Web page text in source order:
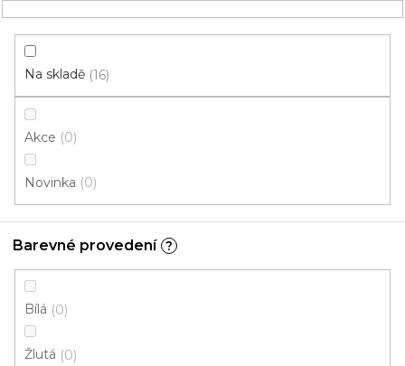
obsah
HLEDAT
NÁKUPNÍ
Rohožky
100% Polypropylen
Na skladě 16
Akce 0
Novinka 0
Barevné provedení ?
Bílá 0
Žlutá 0